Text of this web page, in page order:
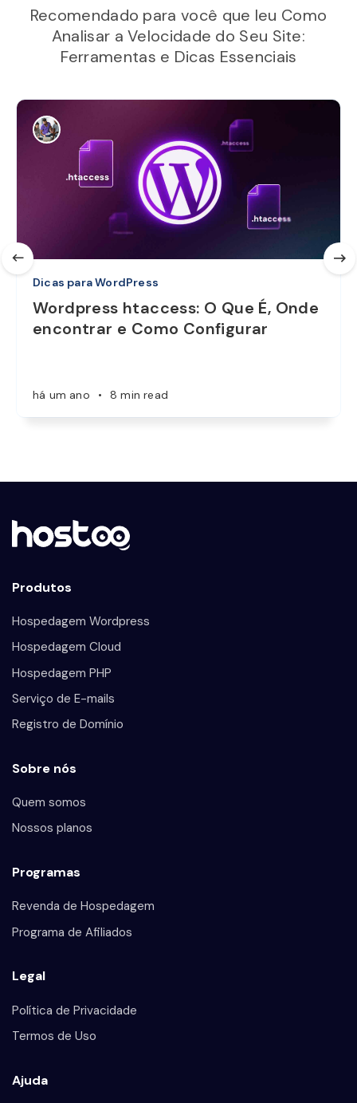
Recomendado para você que leu Como
Analisar a Velocidade do Seu Site:
Ferramentas e Dicas Essenciais
Dicas para WordPress
Wordpress htaccess: O Que É, Onde
encontrar e Como Configurar
há um ano • 8 min read
Produtos
Hospedagem Wordpress
Hospedagem Cloud
Hospedagem PHP
Serviço de E-mails
Registro de Domínio
Sobre nós
Quem somos
Nossos planos
Programas
Revenda de Hospedagem
Programa de Afiliados
Legal
Política de Privacidade
Termos de Uso
Ajuda